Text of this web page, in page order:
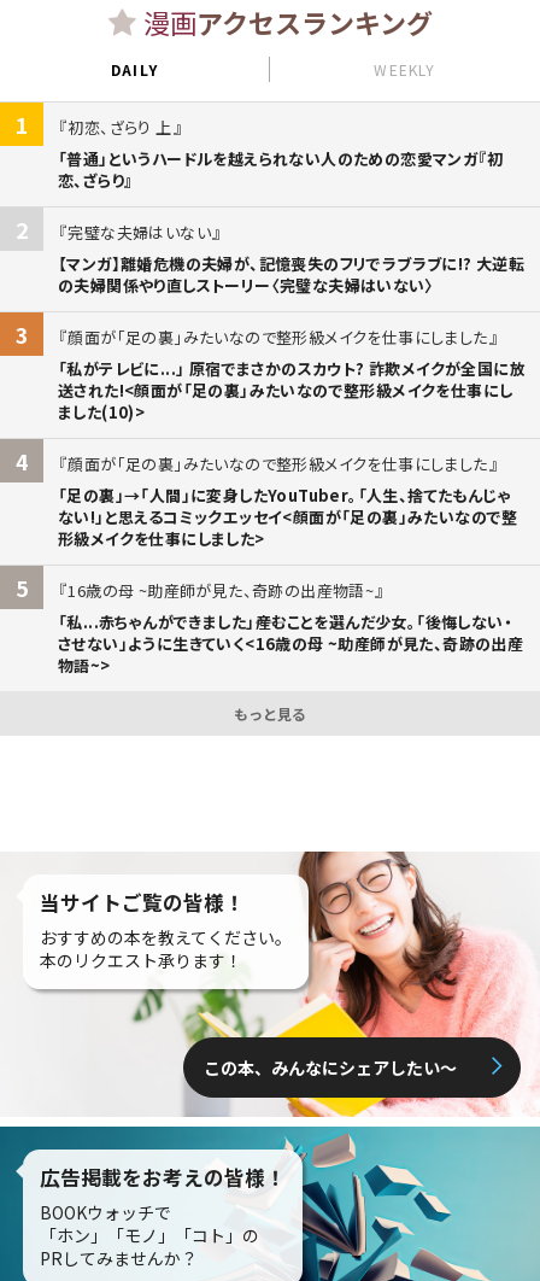
漫画アクセスランキング
DAILY WEEKLY
1
初恋、ざらり 上
「普通」というハードルを越えられない人のための恋愛マンガ『初
恋、ざらり』
2
完璧な夫婦はいない
【マンガ】離婚危機の夫婦が、記憶喪失のフリでラブラブに!? 大逆転
の夫婦関係やり直しストーリー〈完璧な夫婦はいない〉
3
顔面が「足の裏」みたいなので整形級メイクを仕事にしました
「私がテレビに...」 原宿でまさかのスカウト? 詐欺メイクが全国に放
送された!<顔面が「足の裏」みたいなので整形級メイクを仕事にし
ました(10)>
4
顔面が「足の裏」みたいなので整形級メイクを仕事にしました
「足の裏」→「人間」に変身したYouTuber。「人生、捨てたもんじゃ
ない!」と思えるコミックエッセイ<顔面が「足の裏」みたいなので整
形級メイクを仕事にしました>
5
16歳の母 ~助産師が見た、奇跡の出産物語~
「私...赤ちゃんができました」――産むことを選んだ少女。「後悔しない・
させない」ように生きていく<16歳の母 ~助産師が見た、奇跡の出産
物語~>
もっと見る
当サイトご覧の皆様！
おすすめの本を教えてください。
本のリクエスト承ります！
この本、みんなにシェアしたい〜
広告掲載をお考えの皆様！
BOOKウォッチで
「ホン」「モノ」「コト」の
PRしてみませんか？